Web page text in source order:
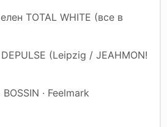
TOTAL WHITE (все в
(Leipzig / JEAHMON!
· Feelmark